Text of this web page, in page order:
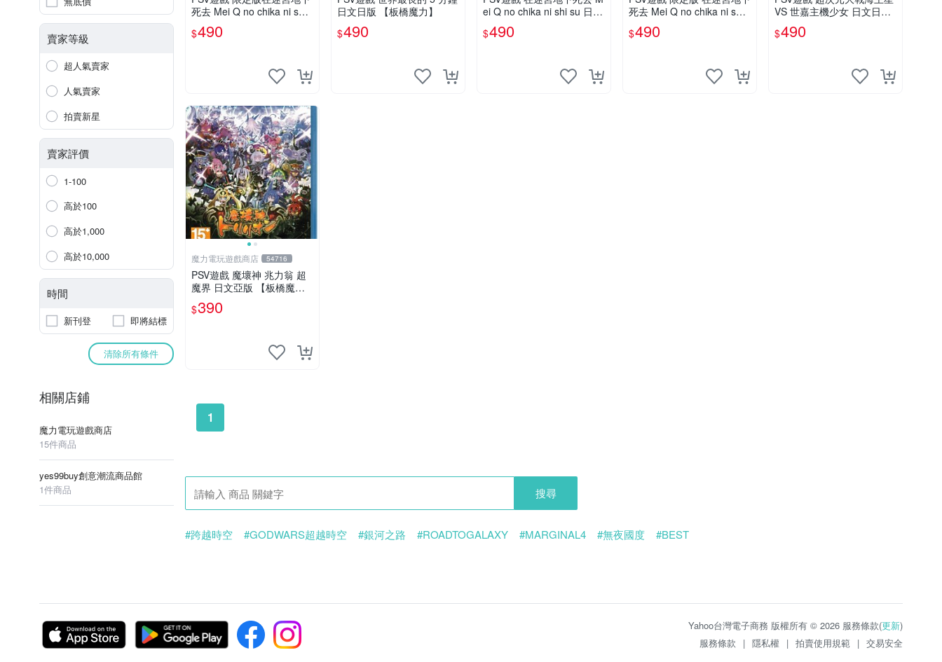
賣家等級
超人氣賣家
人氣賣家
拍賣新星
賣家評價
1-100
高於100
高於1,000
高於10,000
時間
新刊登 即將結標
清除所有條件
相關店鋪
魔力電玩遊戲商店
15件商品
yes99buy創意潮流商品館
1件商品
死去 Mei Q no chika ni shi
日文日版 附特典【板橋魔
力】
$490
日文日版 【板橋魔力】
$490
ei Q no chika ni shi su 日文
日版 附特典【板橋魔力】
$490
死去 Mei Q no chika ni shi
su 日文亞版 【板橋魔力】
$490
VS 世嘉主機少女 日文日版
附特典CD【板橋魔力】
$490
魔力電玩遊戲商店 54716
PSV遊戲 魔壞神 兆力翁 超
魔界 日文亞版 【板橋魔
力】
$390
1
搜尋
#跨越時空 #GODWARS超越時空 #銀河之路 #ROADTOGALAXY #MARGINAL4 #無夜國度 #BEST
Yahoo台灣電子商務 版權所有 © 2026 服務條款(更新)
服務條款
| 隱私權 | 拍賣使用規範 | 交易安全